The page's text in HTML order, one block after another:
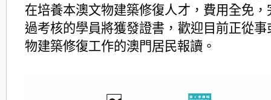
在培養本澳文物建築修復人才，費用全免，
過考核的學員將獲發證書，歡迎目前正從事
物建築修復工作的澳門居民報讀。